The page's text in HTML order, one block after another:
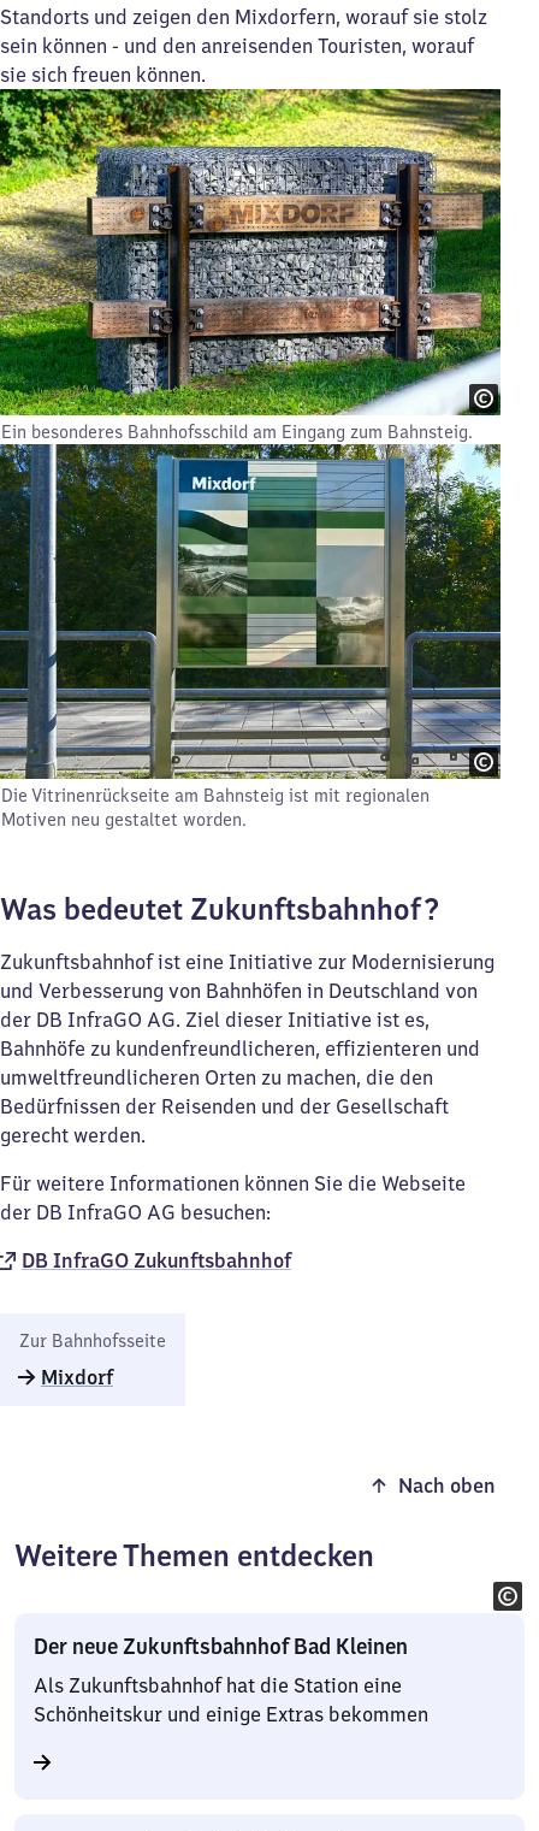
Standorts und zeigen den Mixdorfern, worauf sie stolz
sein können - und den anreisenden Touristen, worauf
sie sich freuen können.
Ein besonderes Bahnhofsschild am Eingang zum Bahnsteig.
Die Vitrinenrückseite am Bahnsteig ist mit regionalen
Motiven neu gestaltet worden.
Was bedeutet Zukunftsbahnhof?
Zukunftsbahnhof ist eine Initiative zur Modernisierung
und Verbesserung von Bahnhöfen in Deutschland von
der DB InfraGO AG. Ziel dieser Initiative ist es,
Bahnhöfe zu kundenfreundlicheren, effizienteren und
umweltfreundlicheren Orten zu machen, die den
Bedürfnissen der Reisenden und der Gesellschaft
gerecht werden.
Für weitere Informationen können Sie die Webseite
der DB InfraGO AG besuchen:
DB InfraGO Zukunftsbahnhof​
Zur Bahnhofsseite
Mixdorf
Nach oben
Weitere Themen entdecken
Der neue Zukunftsbahnhof Bad Kleinen
Als Zukunftsbahnhof hat die Station eine
Schönheitskur und einige Extras bekommen